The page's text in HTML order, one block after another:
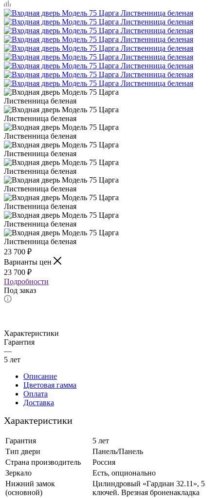
23 700 ₽
Варианты цен
23 700 ₽
Подробности
Под заказ
Характеристики
Гарантия
—
5 лет
Описание
Цветовая гамма
Оплата
Доставка
Характеристики
Гарантия
5 лет
Тип двери
Панель/Панель
Страна производитель
Россия
Зеркало
Есть, опционально
Нижний замок
(основной)
Цилиндровый «Гардиан 32.11», 5
ключей. Врезная броненакладка